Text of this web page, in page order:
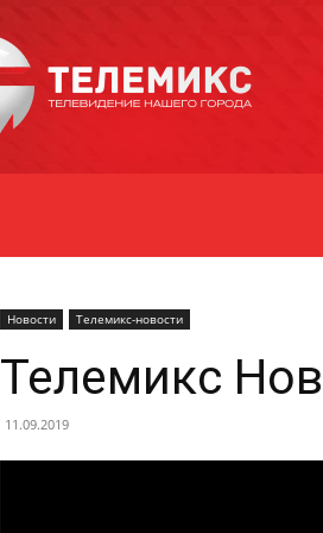
Уссурийска
Новости Телемикс-новости
Телемикс
11.09.2019